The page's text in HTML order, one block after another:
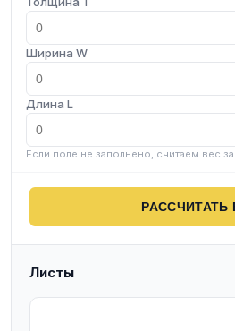
Ширина W
Длина L
Если поле не заполнено, считаем вес
РАССЧИТАТЬ
Листы